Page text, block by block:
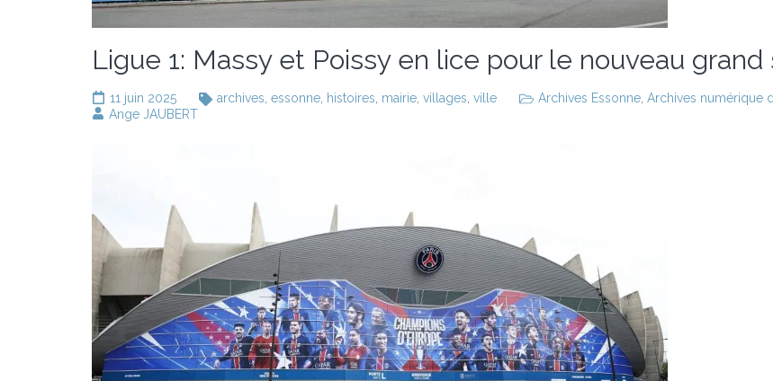
Ligue 1: Massy et Poissy en lice pour le nouveau grand
11 juin 2025 archives essonne histoires mairie villages ville Archives Essonne Archives numérique
Ange JAUBERT